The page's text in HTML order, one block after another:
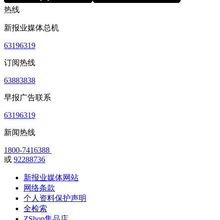
热线
新报业媒体总机
63196319
订阅热线
63883838
早报广告联系
63196319
新闻热线
1800-7416388
或 92288736
新报业媒体网站
网络条款
个人资料保护声明
全检索